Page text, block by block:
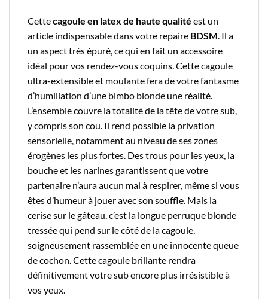
Cettecagoule en latex de haute qualité est un
article indispensable dans votre repaire BDSM. Il a
un aspect très épuré, ce qui en fait un accessoire
idéal pour vos rendez-vous coquins. Cette cagoule
ultra-extensible et moulante fera de votre fantasme
d’humiliation d’une bimbo blonde une réalité.
L’ensemble couvre la totalité de la tête de votre sub,
y compris son cou. Il rend possible la privation
sensorielle, notamment au niveau de ses zones
érogènes les plus fortes. Des trous pour les yeux, la
bouche et les narines garantissent que votre
partenaire n’aura aucun mal à respirer, même si vous
êtes d’humeur à jouer avec son souffle. Mais la
cerise sur le gâteau, c’est la longue perruque blonde
tressée qui pend sur le côté de la cagoule,
soigneusement rassemblée en une innocente queue
de cochon. Cette cagoule brillante rendra
définitivement votre sub encore plus irrésistible à
vos yeux.